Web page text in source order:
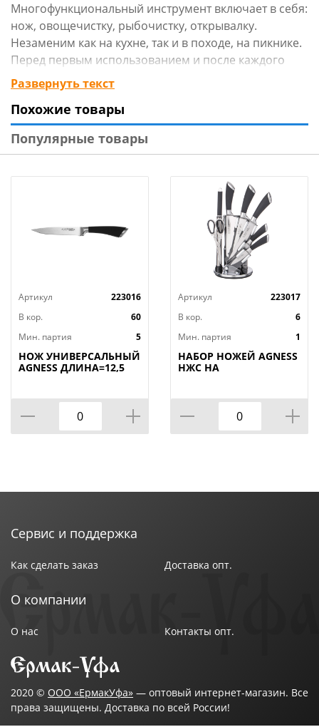
Многофункциональный инструмент включает в себя:
нож, овощечистку, рыбочистку, открывалку.
Незаменим как на кухне, так и в походе, на пикнике.
Перед первым использованием и после каждого
применения промыть мягкой щеткой или губкой с
жидким моющим средством, сполоснуть и
просушить. Можно мыть в посудомоечной машине.
Хранить в сухом месте.
Изготовлено: рабочая часть из коррозионностойкой
(полипропилен). Размер: общая длина 21 см, длина
Развернуть текст
Похожие товары
Популярные товары
Артикул
223016
В кор.
60
Мин. партия
5
НОЖ УНИВЕРСАЛЬНЫЙ
AGNESS ДЛИНА=12,5
Артикул
223017
В кор.
6
Мин. партия
1
НАБОР НОЖЕЙ AGNESS
НЖС НА
ПОДСТАВКЕ 8 ПР.,
КОР=6НАБОР.
Сервис и поддержка
Как сделать заказ Доставка опт.
О компании
О нас Контакты опт.
2020 © ООО «ЕрмакУфа» — оптовый интернет-магазин. Все
права защищены. Доставка по всей России!